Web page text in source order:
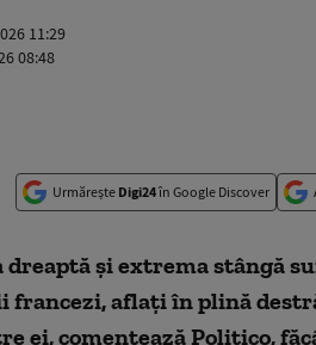
11:29
08:48
Urmărește Digi24în Google Discover
și extrema stângă
aflați în plină
ei, comentează Politico,